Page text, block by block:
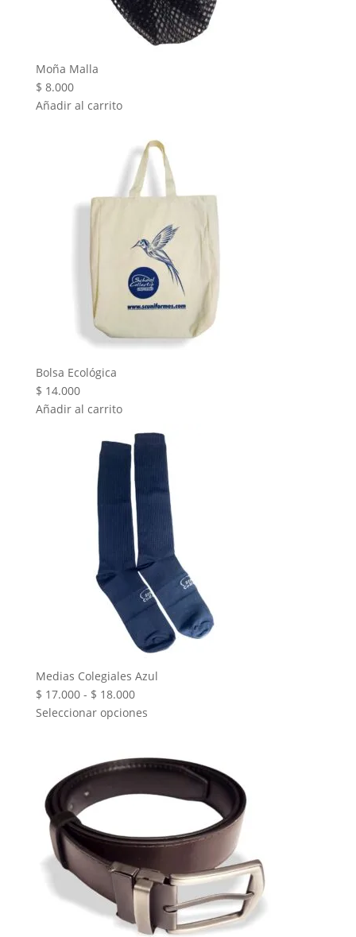
Moña Malla
$ 8.000
Añadir al carrito
Bolsa Ecológica
$ 14.000
Añadir al carrito
Medias Colegiales Azul
$ 17.000 - $ 18.000Rango
de
$ 17.000
$ 18.000
Seleccionar opciones